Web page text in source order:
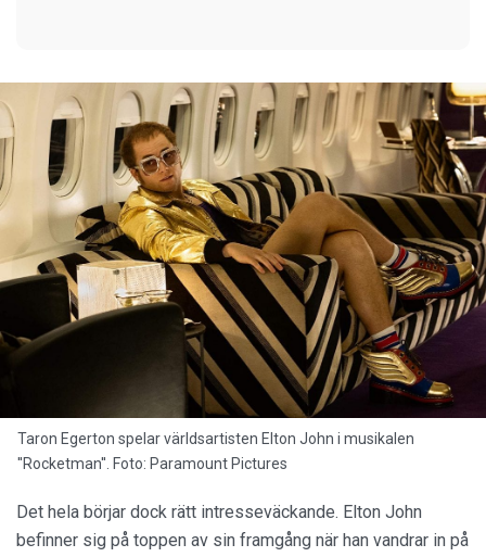
Taron Egerton spelar världsartisten Elton John i musikalen
''Rocketman''. Foto: Paramount Pictures
Det hela börjar dock rätt intresseväckande. Elton John
befinner sig på toppen av sin framgång när han vandrar in på